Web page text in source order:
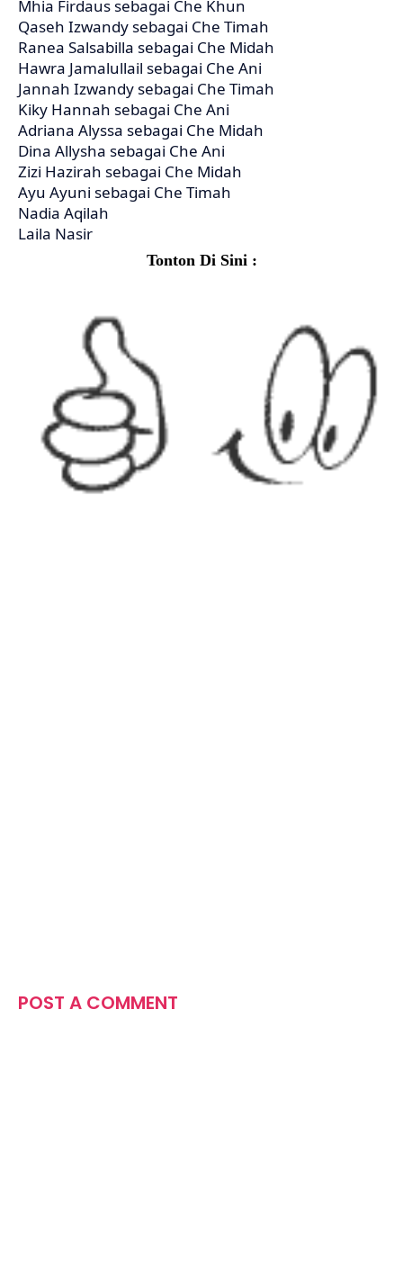
Mhia Firdaus sebagai Che Khun
Qaseh Izwandy sebagai Che Timah
Ranea Salsabilla sebagai Che Midah
Hawra Jamalullail sebagai Che Ani
Jannah Izwandy sebagai Che Timah
Kiky Hannah sebagai Che Ani
Adriana Alyssa sebagai Che Midah
Dina Allysha sebagai Che Ani
Zizi Hazirah sebagai Che Midah
Ayu Ayuni sebagai Che Timah
Nadia Aqilah
Laila Nasir
Tonton Di Sini :
POST A COMMENT